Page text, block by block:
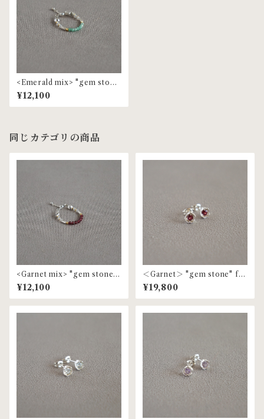
<Emerald mix> "gem ston
e" beaded ring | MR-153
¥12,100
同じカテゴリの商品
<Garnet mix> "gem stone"
beaded ring | MR-153
¥12,100
＜Garnet＞ "gem stone" flo
wer pierce | MP-71
¥19,800